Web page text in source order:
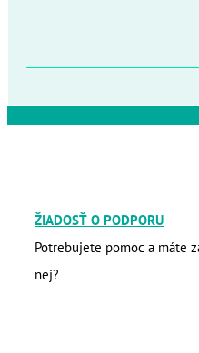
ŽIADOSŤ O PODPORU
Potrebujete pomoc a máte
nej?